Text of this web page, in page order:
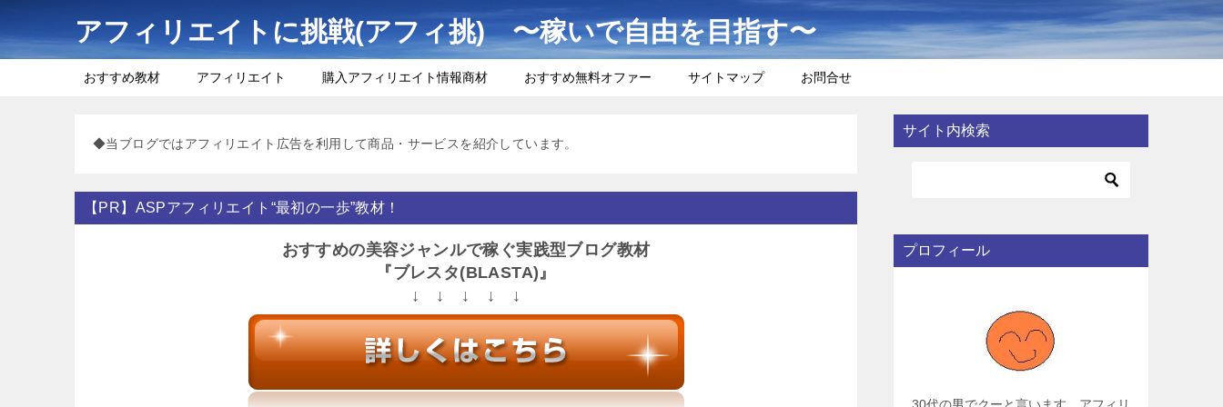
アフィリエイトに挑戦(アフィ挑) 〜稼いで自由を目指す〜
おすすめ教材 アフィリエイト 購入アフィリエイト情報商材 おすすめ無料オファー サイトマップ お問合せ
◆当ブログではアフィリエイト広告を利用して商品・サービスを紹介しています。
【PR】ASPアフィリエイト“最初の一歩”教材！
おすすめの美容ジャンルで稼ぐ実践型ブログ教材
『ブレスタ(BLASTA)』
↓ ↓ ↓ ↓ ↓
サイト内検索
プロフィール
30代の男でクーと言います。アフィリ